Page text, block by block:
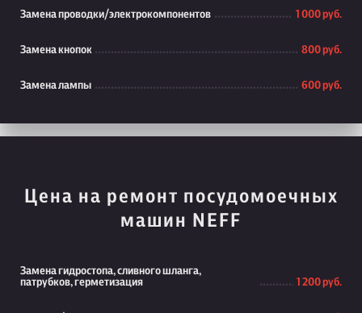
Замена проводки/электрокомпонентов 1 000 руб.
Замена кнопок 800 руб.
Замена лампы 600 руб.
Цена на ремонт посудомоечных
машин NEFF
Замена гидростопа, сливного шланга,
патрубков, герметизация
1 200 руб.